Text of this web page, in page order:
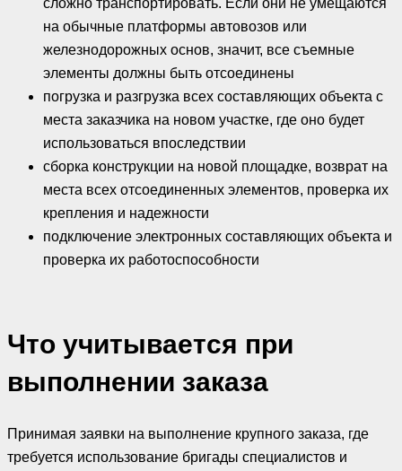
на обычные платформы автовозов или
железнодорожных основ, значит, все съемные
элементы должны быть отсоединены
погрузка и разгрузка всех составляющих объекта с
места заказчика на новом участке, где оно будет
использоваться впоследствии
сборка конструкции на новой площадке, возврат на
места всех отсоединенных элементов, проверка их
крепления и надежности
подключение электронных составляющих объекта и
проверка их работоспособности
Что учитывается при
выполнении заказа
Принимая заявки на выполнение крупного заказа, где
требуется использование бригады специалистов и